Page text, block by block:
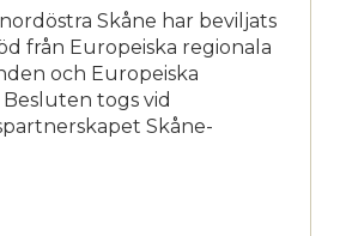
Skåne har beviljats
från Europeiska regionala
och Europeiska
togs vid
Skåne-